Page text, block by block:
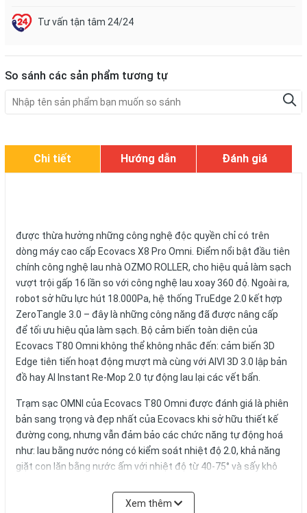
Tư vấn tận tâm 24/24
So sánh các sản phẩm tương tự
Chi tiết Hướng dẫn Đánh giá
được thừa hưởng những công nghệ độc quyền chỉ có trên
dòng máy cao cấp Ecovacs X8 Pro Omni. Điểm nổi bật đầu tiên
chính công nghệ lau nhà OZMO ROLLER, cho hiệu quả làm sạch
vượt trội gấp 16 lần so với công nghệ lau xoay 360 độ. Ngoài ra,
robot sở hữu lực hút 18.000Pa, hệ thống TruEdge 2.0 kết hợp
ZeroTangle 3.0 – đây là những công năng đã được nâng cấp
để tối ưu hiệu qủa làm sạch. Bộ cảm biến toàn diện của
Ecovacs T80 Omni không thể không nhắc đến: cảm biến 3D
Edge tiên tiến hoạt động mượt mà cùng với AIVI 3D 3.0 lập bản
đồ hay AI Instant Re-Mop 2.0 tự động lau lại các vết bẩn.
Trạm sạc OMNI của Ecovacs T80 Omni được đánh giá là phiên
bản sang trọng và đẹp nhất của Ecovacs khi sở hữu thiết kế
đường cong, nhưng vẫn đảm bảo các chức năng tự động hoá
như: lau bằng nước nóng có kiểm soát nhiệt độ 2.0, khả năng
giặt con lăn bằng nước ấm với nhiệt độ từ 40-75° và sấy khô
bản đồ Hybrid 2D/3D giúp việc theo dõi quá trình làm sạch của
Xem thêm